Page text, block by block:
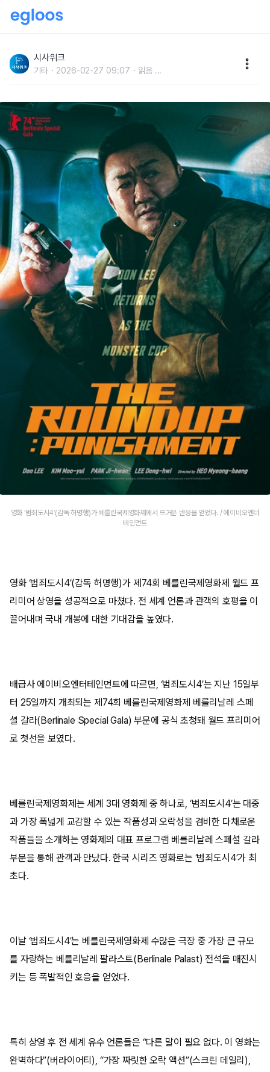
접수 시사위크
기타 2026-02-27 09:07 읽음 ...
영화 ‘범죄도시4’(감독 허명행)가 베를린국제영화제에서 뜨거운 반응을 얻었다. / 에이비오엔터
테인먼트
영화 ‘범죄도시4’(감독 허명행)가 제74회 베를린국제영화제 월드 프
리미어 상영을 성공적으로 마쳤다. 전 세계 언론과 관객의 호평을 이
끌어내며 국내 개봉에 대한 기대감을 높였다.
배급사 에이비오엔터테인먼트에 따르면, ‘범죄도시4’는 지난 15일부
터 25일까지 개최되는 제74회 베를린국제영화제 베를리날레 스페
셜 갈라(Berlinale Special Gala) 부문에 공식 초청돼 월드 프리미어
로 첫선을 보였다.
베를린국제영화제는 세계 3대 영화제 중 하나로, ‘범죄도시4’는 대중
과 가장 폭넓게 교감할 수 있는 작품성과 오락성을 겸비한 다채로운
작품들을 소개하는 영화제의 대표 프로그램 베를리날레 스페셜 갈라
부문을 통해 관객과 만났다. 한국 시리즈 영화로는 ‘범죄도시4’가 최
초다.
이날 ‘범죄도시4’는 베를린국제영화제 수많은 극장 중 가장 큰 규모
를 자랑하는 베를리날레 팔라스트(Berlinale Palast) 전석을 매진시
키는 등 폭발적인 호응을 얻었다.
특히 상영 후 전 세계 유수 언론들은 “다른 말이 필요 없다. 이 영화는
완벽하다”(버라이어티), “가장 짜릿한 오락 액션”(스크린 데일리),